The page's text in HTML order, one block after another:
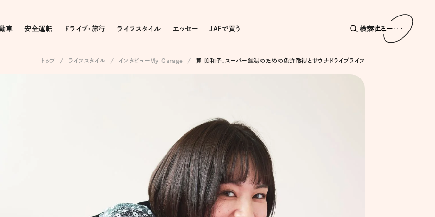
車 安全運転 ドライブ・旅行 ライフスタイル エッセー JAFで買う 検索する
メニュー
トップ ライフスタイル インタビューMy Garage 筧 美和子、スーパー銭湯のための免許取得とサウナドライブライフ